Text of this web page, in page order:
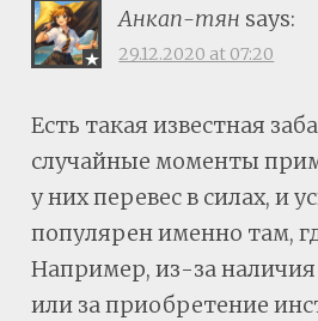
Анкап-тян says:
29.12.2020 at 07:20
Есть такая известная
случайные моменты
у них перевес в силах, и
популярен именно там,
Например, из-за
или за приобретение